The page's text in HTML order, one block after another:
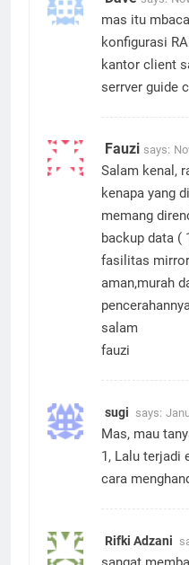
Dave says:
mas itu
konfigurasi
kantor client
Fauzi says:
Salam kenal,
kenapa yang
memang
backup data (
fasilitas
aman,murah
salam
sugi says:
Mas, mau
1, Lalu terjadi
Rifki Adzani